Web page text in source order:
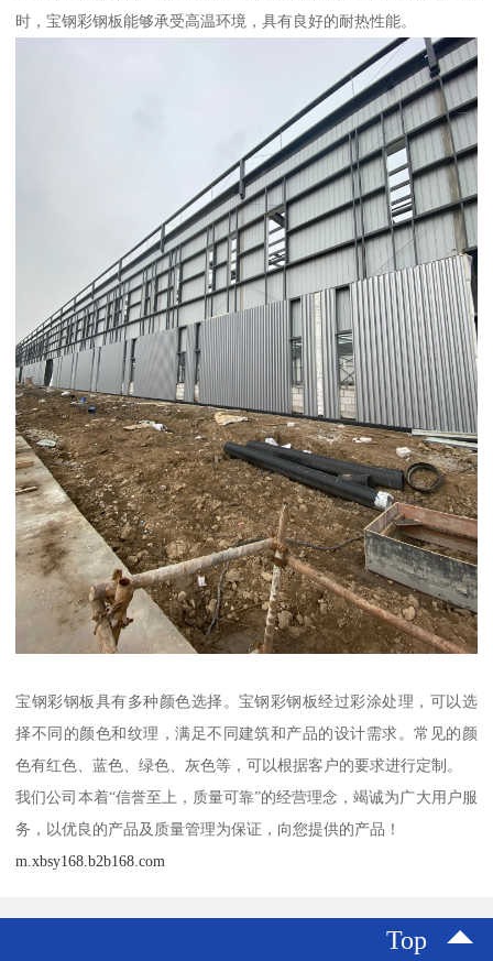
时，宝钢彩钢板能够承受高温环境，具有良好的耐热性能。
宝钢彩钢板具有多种颜色选择。宝钢彩钢板经过彩涂处理，可以选
择不同的颜色和纹理，满足不同建筑和产品的设计需求。常见的颜
色有红色、蓝色、绿色、灰色等，可以根据客户的要求进行定制。
我们公司本着“信誉至上，质量可靠”的经营理念，竭诚为广大用户服
务，以优良的产品及质量管理为保证，向您提供的产品！
m.xbsy168.b2b168.com
Top